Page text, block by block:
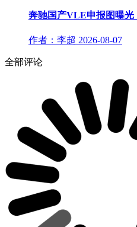
奔驰国产VLE申报图曝光
作者：李超 2026-08-07
全部评论